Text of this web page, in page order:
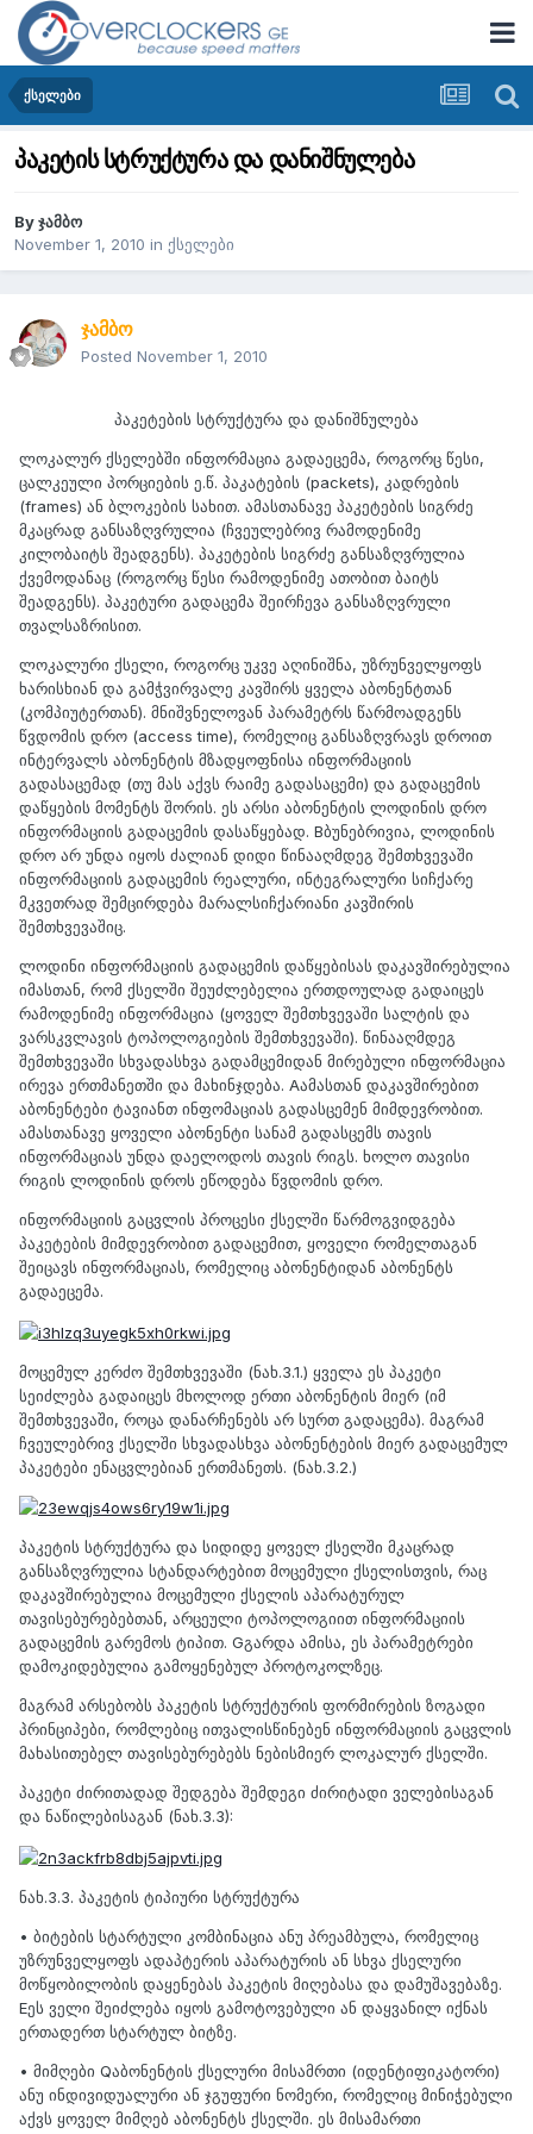
ქსელები
პაკეტის სტრუქტურა და დანიშნულება
Byჯამბო
November 1, 2010 in ქსელები
ჯამბო
Posted November 1, 2010
პაკეტების სტრუქტურა და დანიშნულება
ლოკალურ ქსელებში ინფორმაცია გადაეცემა, როგორც წესი,
ცალკეული პორციების ე.წ. პაკატების (packets), კადრების
(frames) ან ბლოკების სახით. ამასთანავე პაკეტების სიგრძე
მკაცრად განსაზღვრულია (ჩვეულებრივ რამოდენიმე
კილობაიტს შეადგენს). პაკეტების სიგრძე განსაზღვრულია
ქვემოდანაც (როგორც წესი რამოდენიმე ათობით ბაიტს
შეადგენს). პაკეტური გადაცემა შეირჩევა განსაზღვრული
თვალსაზრისით.
ლოკალური ქსელი, როგორც უკვე აღინიშნა, უზრუნველყოფს
ხარისხიან და გამჭვირვალე კავშირს ყველა აბონენტთან
(კომპიუტერთან). მნიშვნელოვან პარამეტრს წარმოადგენს
წვდომის დრო (access time), რომელიც განსაზღვრავს დროით
ინტერვალს აბონენტის მზადყოფნისა ინფორმაციის
გადასაცემად (თუ მას აქვს რაიმე გადასაცემი) და გადაცემის
დაწყების მომენტს შორის. ეს არსი აბონენტის ლოდინის დრო
ინფორმაციის გადაცემის დასაწყებად. Bბუნებრივია, ლოდინის
დრო არ უნდა იყოს ძალიან დიდი წინააღმდეგ შემთხვევაში
ინფორმაციის გადაცემის რეალური, ინტეგრალური სიჩქარე
მკვეთრად შემცირდება მარალსიჩქარიანი კავშირის
შემთხვევაშიც.
ლოდინი ინფორმაციის გადაცემის დაწყებისას დაკავშირებულია
იმასთან, რომ ქსელში შეუძლებელია ერთდოულად გადაიცეს
რამოდენიმე ინფორმაცია (ყოველ შემთხვევაში სალტის და
ვარსკვლავის ტოპოლოგიების შემთხვევაში). წინააღმდეგ
შემთხვევაში სხვადასხვა გადამცემიდან მირებული ინფორმაცია
ირევა ერთმანეთში და მახინჯდება. Aამასთან დაკავშირებით
აბონენტები ტავიანთ ინფომაციას გადასცემენ მიმდევრობით.
ამასთანავე ყოველი აბონენტი სანამ გადასცემს თავის
ინფორმაციას უნდა დაელოდოს თავის რიგს. ხოლო თავისი
რიგის ლოდინის დროს ეწოდება წვდომის დრო.
ინფორმაციის გაცვლის პროცესი ქსელში წარმოგვიდგება
პაკეტების მიმდევრობით გადაცემით, ყოველი რომელთაგან
შეიცავს ინფორმაციას, რომელიც აბონენტიდან აბონენტს
გადაეცემა.
მოცემულ კერძო შემთხვევაში (ნახ.3.1.) ყველა ეს პაკეტი
სეიძლება გადაიცეს მხოლოდ ერთი აბონენტის მიერ (იმ
შემთხვევაში, როცა დანარჩენებს არ სურთ გადაცემა). მაგრამ
ჩვეულებრივ ქსელში სხვადასხვა აბონენტების მიერ გადაცემულ
პაკეტები ენაცვლებიან ერთმანეთს. (ნახ.3.2.)
პაკეტის სტრუქტურა და სიდიდე ყოველ ქსელში მკაცრად
განსაზღვრულია სტანდარტებით მოცემული ქსელისთვის, რაც
დაკავშირებულია მოცემული ქსელის აპარატურულ
თავისებურებებთან, არცეული ტოპოლოგიით ინფორმაციის
გადაცემის გარემოს ტიპით. Gგარდა ამისა, ეს პარამეტრები
დამოკიდებულია გამოყენებულ პროტოკოლზეც.
მაგრამ არსებობს პაკეტის სტრუქტურის ფორმირების ზოგადი
პრინციპები, რომლებიც ითვალისწინებენ ინფორმაციის გაცვლის
მახასითებელ თავისებურებებს ნებისმიერ ლოკალურ ქსელში.
პაკეტი ძირითადად შედგება შემდეგი ძირიტადი ველებისაგან
და ნაწილებისაგან (ნახ.3.3):
ნახ.3.3. პაკეტის ტიპიური სტრუქტურა
• ბიტების სტარტული კომბინაცია ანუ პრეამბულა, რომელიც
უზრუნველყოფს ადაპტერის აპარატურის ან სხვა ქსელური
მოწყობილობის დაყენებას პაკეტის მიღებასა და დამუშავებაზე.
Eეს ველი შეიძლება იყოს გამოტოვებული ან დაყვანილ იქნას
ერთადერთ სტარტულ ბიტზე.
• მიმღები Qაბონენტის ქსელური მისამრთი (იდენტიფიკატორი)
ანუ ინდივიდუალური ან ჯგუფური ნომერი, რომელიც მინიჭებული
აქვს ყოველ მიმღებ აბონენტს ქსელში. ეს მისამართი